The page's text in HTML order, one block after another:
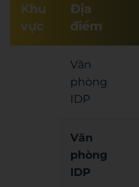
Khu
vực
Địa
điểm
Văn
phòng
IDP
Văn
phòng
IDP